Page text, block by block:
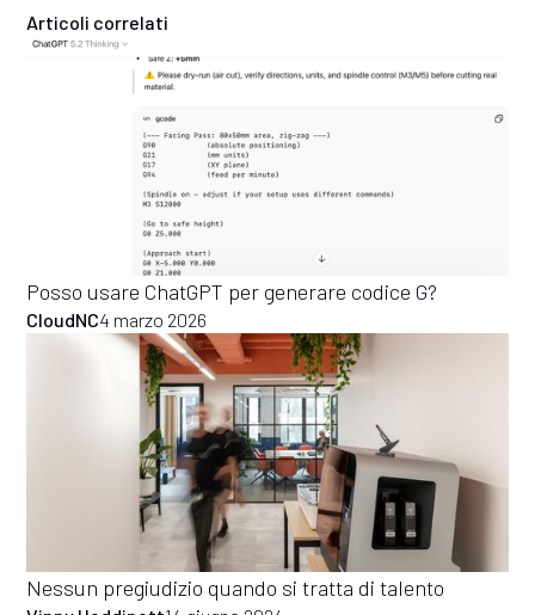
Articoli correlati
Posso usare ChatGPT per generare codice G?
CloudNC4 marzo 2026
Nessun pregiudizio quando si tratta di talento